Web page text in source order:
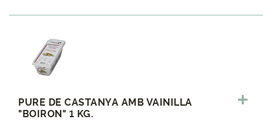
PURE DE CASTANYA AMB VAINILLA
"BOIRON" 1 KG.